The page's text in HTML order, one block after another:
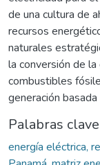
de una cultura de
recursos
naturales
la conversión de la
combustibles
generación
Palabras clave
energía eléctrica,